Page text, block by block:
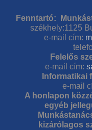
Fenntartó:
székhely:1125
e-mail cím:
Felelős
e-mail cím:
Informatikai
e-mail
A honlapon
egyéb
kizárólagos